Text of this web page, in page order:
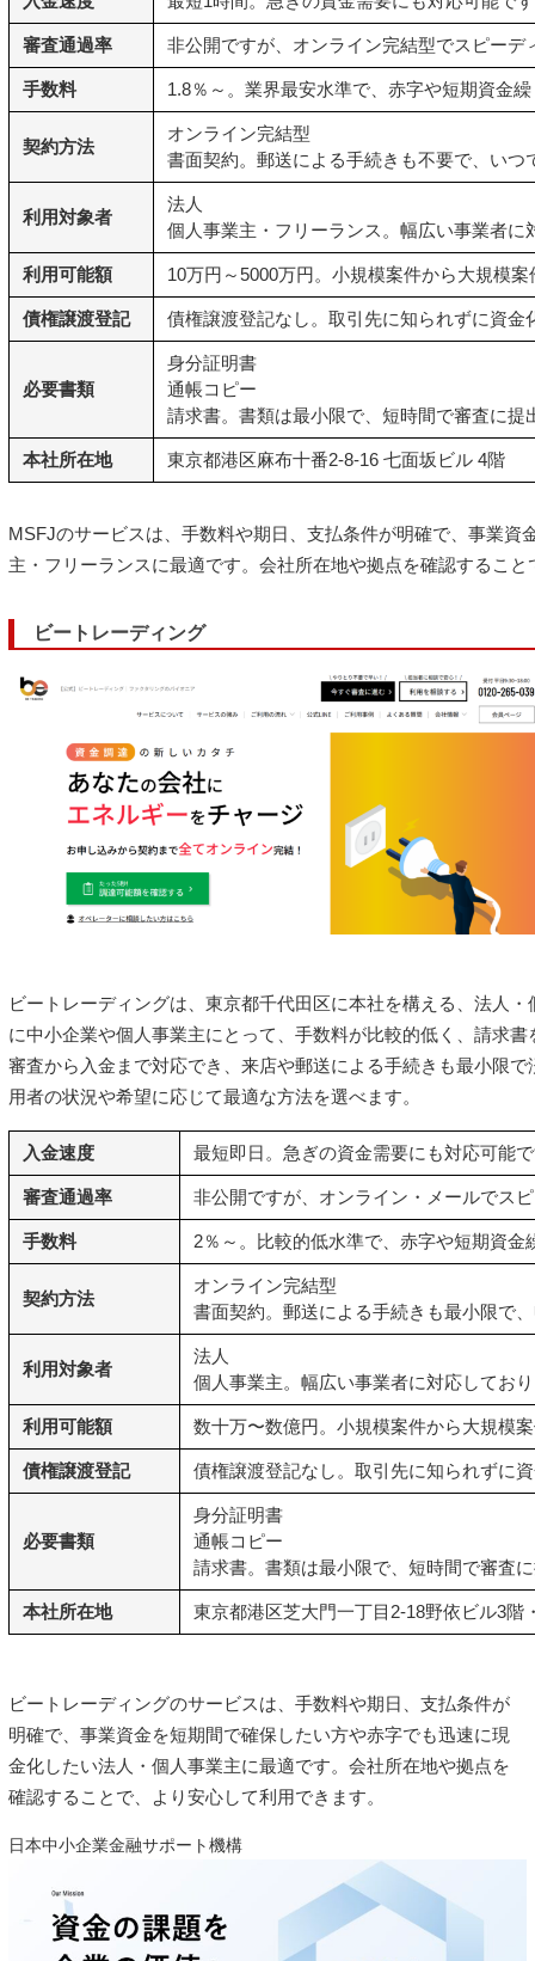
審査通過率 非公開ですが、オンライン完結型でスピーデ
手数料 1.8％～。業界最安水準で、赤字や短期資金
契約方法
オンライン完結型
書面契約。郵送による手続きも不要で、いつ
利用対象者
法人
個人事業主・フリーランス 。幅広い事業者に
利用可能額 10万円～5000万円。小規模案件から大規模
債権譲渡登記 債権譲渡登記なし。取引先に知られずに資金
必要書類
身分証明書
通帳コピー
請求書。書類は最小限で、短時間で審査に提
本社所在地 東京都港区麻布十番2-8-16 七面坂ビル 4階
MSFJのサービスは、手数料や期日、支払条件が明確で、事業
主・フリーランスに最適です。会社所在地や拠点を確認するこ
ビートレーディング
ビートレーディングは、東京都千代田区に本社を構える、法人
に中小企業や個人事業主にとって、手数料が比較的低く、請求
審査から入金まで対応でき、来店や郵送による手続きも最小限
用者の状況や希望に応じて最適な方法を選べます。
入金速度 最短即日。急ぎの資金需要にも対応可能
審査通過率 非公開ですが、オンライン・メールでス
手数料 2％～。比較的低水準で、赤字や短期資
契約方法
オンライン完結型
書面契約。郵送による手続きも最小限で
利用対象者
法人
個人事業主。幅広い事業者に対応してお
利用可能額 数十万〜数億円。小規模案件から大規模
債権譲渡登記 債権譲渡登記なし。取引先に知られずに
必要書類
身分証明書
通帳コピー
請求書。書類は最小限で、短時間で審査
本社所在地 東京都港区芝大門一丁目2-18野依ビル3階
ビートレーディングのサービスは、手数料や期日、支払条件が
明確で、事業資金を短期間で確保したい方や赤字でも迅速に現
金化したい法人・個人事業主に最適です。会社所在地や拠点を
確認することで、より安心して利用できます。
日本中小企業金融サポート機構